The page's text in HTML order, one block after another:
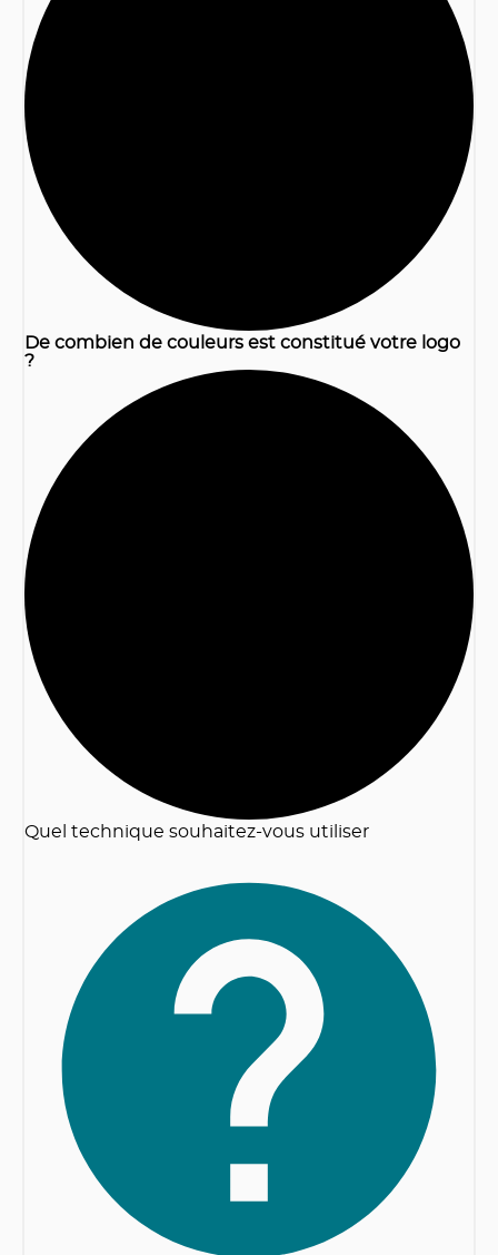
De combien de couleurs est constitué votre logo
?
Quel technique souhaitez-vous utiliser